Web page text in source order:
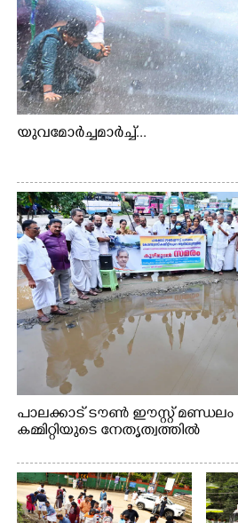
യുവമോർച്ചമാർച്ച്...
പാലക്കാട് ടൗൺ ഈസ്റ്റ്
കമ്മിറ്റിയുടെ നേതൃത്വത്തിൽ